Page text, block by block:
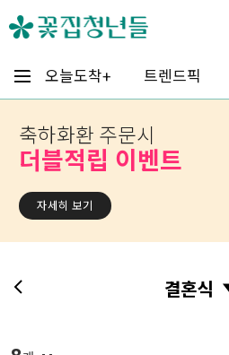
오늘도착+ 트렌드픽
축하화환 주문시
더블적립 이벤트
자세히 보기
결혼식